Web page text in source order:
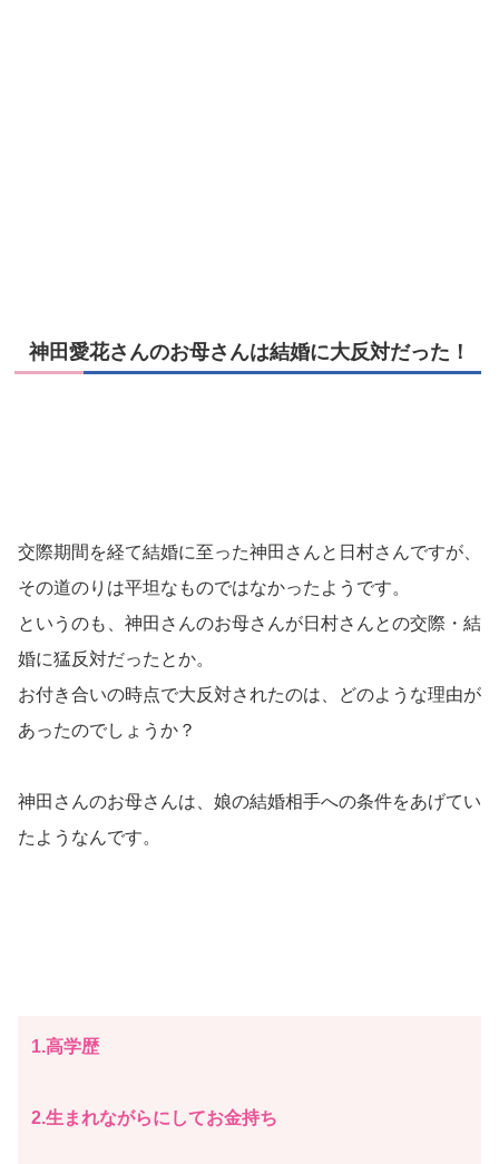
神田愛花さんのお母さんは結婚に大反対だった！
交際期間を経て結婚に至った神田さんと日村さんですが、
その道のりは平坦なものではなかったようです。
というのも、神田さんのお母さんが日村さんとの交際・結
婚に猛反対だったとか。
お付き合いの時点で大反対されたのは、どのような理由が
あったのでしょうか？
神田さんのお母さんは、娘の結婚相手への条件をあげてい
たようなんです。
1.高学歴
2.生まれながらにしてお金持ち